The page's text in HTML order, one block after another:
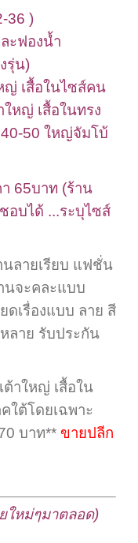
36 )
ะฟองน้ำ
รุ่น)
ญ่ เสื้อในไซส์คน
ใหญ่ เสื้อในทรง
50 ใหญ่จัมโบ้
65บาท (ร้าน
อบได้ ...ระบุไซส์
นลายเรียบ แฟชั่น
นจะคละแบบ
ดเรื่องแบบ ลาย สี
ลาย รับประกัน
ต้าใหญ่ เสื้อใน
ใต้โดยเฉพาะ
บาท** ขายปลีก
ใหม่ๆมาตลอด)